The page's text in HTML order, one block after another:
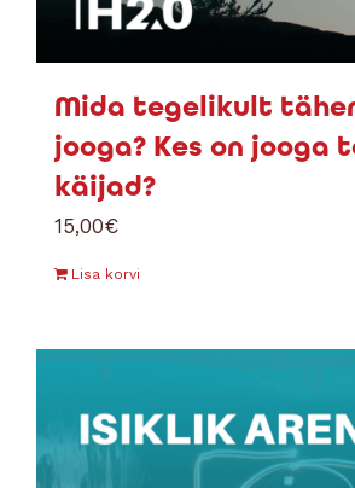
Mida tegelikult
jooga? Kes on jooga
käijad?
15,00€
Lisa korvi